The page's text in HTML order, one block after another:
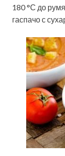
180 °С до
гаспачо с